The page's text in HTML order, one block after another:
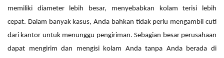
memiliki diameter lebih besar, menyebabkan kolam terisi lebih
cepat. Dalam banyak kasus, Anda bahkan tidak perlu mengambil cuti
dari kantor untuk menunggu pengiriman. Sebagian besar perusahaan
dapat mengirim dan mengisi kolam Anda tanpa Anda berada di